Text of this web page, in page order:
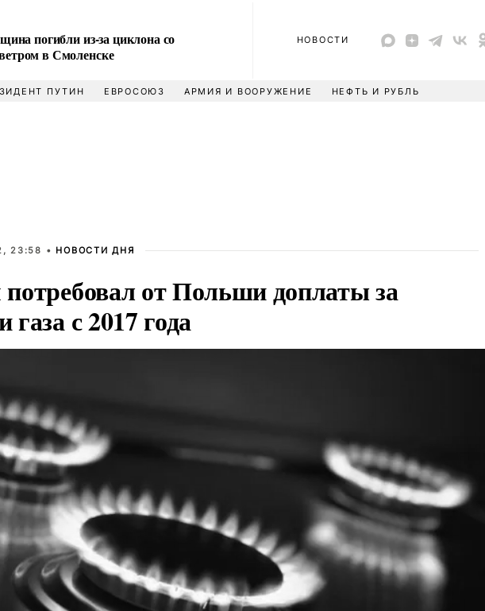
погибли из-за циклона со
в Смоленске
НОВОСТИ
ПУТИН ЕВРОСОЮЗ АРМИЯ И ВООРУЖЕНИЕ НЕФТЬ И РУБЛЬ
23:58 • НОВОСТИ ДНЯ
потребовал от Польши доплаты за
газа с 2017 года